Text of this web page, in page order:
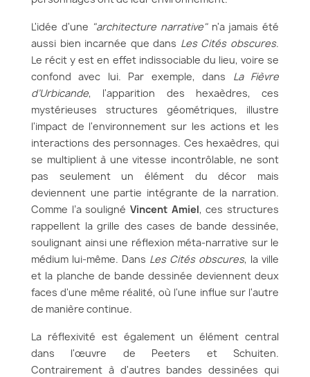
L'idée d'une "architecture narrative"n'a jamais été
aussi bien incarnée que dans Les Cités obscures.
Le récit y est en effet indissociable du lieu, voire se
confond avec lui. Par exemple, dans La Fièvre
d’Urbicande, l'apparition des hexaèdres, ces
mystérieuses structures géométriques, illustre
l'impact de l'environnement sur les actions et les
interactions des personnages. Ces hexaèdres, qui
se multiplient à une vitesse incontrôlable, ne sont
pas seulement un élément du décor mais
deviennent une partie intégrante de la narration.
Comme l’a souligné Vincent Amiel, ces structures
rappellent la grille des cases de bande dessinée,
soulignant ainsi une réflexion méta-narrative sur le
médium lui-même. Dans Les Cités obscures, la ville
et la planche de bande dessinée deviennent deux
faces d'une même réalité, où l'une influe sur l'autre
de manière continue.
La réflexivité est également un élément central
dans l'œuvre de Peeters et Schuiten.
Contrairement à d'autres bandes dessinées qui